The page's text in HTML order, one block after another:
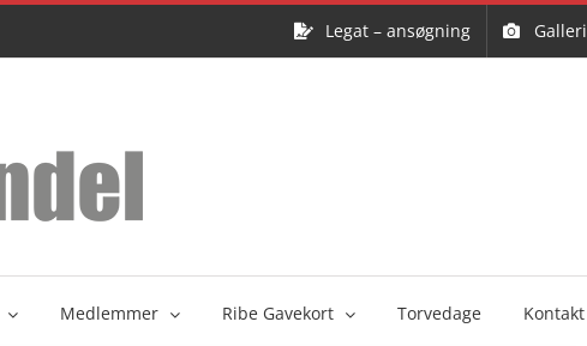
Legat – ansøgning Galleri
Medlemmer Ribe Gavekort Torvedage Kontakt